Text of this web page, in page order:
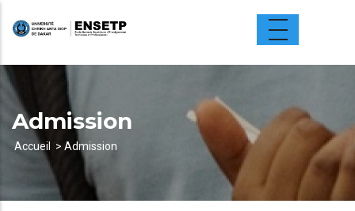
principal
Admission
d'Ariane
Accueil Admission